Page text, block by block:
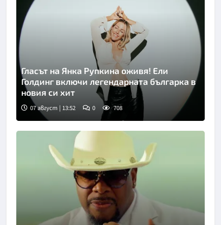
Гласът на Янка Рупкина оживя! Ели
Голдинг включи легендарната българка в
новия си хит
07 август | 13:52 0 708